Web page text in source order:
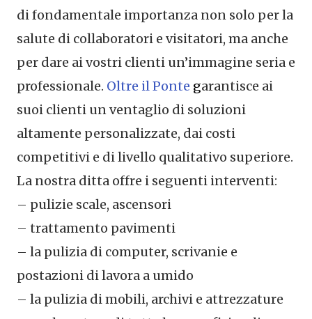
di fondamentale importanza non solo per la
salute di collaboratori e visitatori, ma anche
per dare ai vostri clienti un’immagine seria e
professionale. Oltre il Ponte garantisce ai
suoi clienti un ventaglio di soluzioni
altamente personalizzate, dai costi
competitivi e di livello qualitativo superiore.
La nostra ditta offre i seguenti interventi:
– pulizie scale, ascensori
– trattamento pavimenti
– la pulizia di computer, scrivanie e
postazioni di lavora a umido
– la pulizia di mobili, archivi e attrezzature